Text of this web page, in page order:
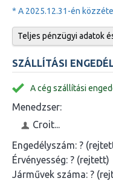
* A 2025.12.31-én
Teljes pénzügyi adatok
SZÁLLÍTÁSI
A cég szállítási
Menedzser:
Croit...
Engedélyszám: ?
Érvényesség: ? (rejtett)
Járművek száma: ?